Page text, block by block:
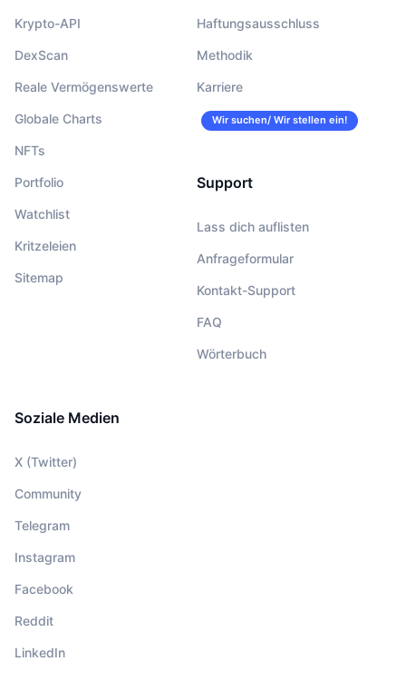
Krypto-API
DexScan
Reale Vermögenswerte
Globale Charts
NFTs
Portfolio
Watchlist
Kritzeleien
Sitemap
Haftungsausschluss
Methodik
Karriere
Wir suchen/ Wir stellen ein!
Support
Lass dich auflisten
Anfrageformular
Kontakt-Support
FAQ
Wörterbuch
Soziale Medien
X (Twitter)
Community
Telegram
Instagram
Facebook
Reddit
LinkedIn